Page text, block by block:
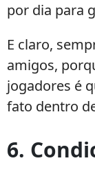
por dia para
E claro,
amigos,
jogadores é
fato dentro
6.